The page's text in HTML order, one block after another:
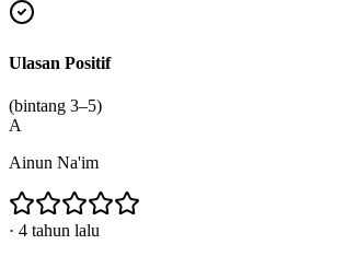
Ulasan Positif
(bintang 3–5)
A
Ainun Na'im
· 4 tahun lalu